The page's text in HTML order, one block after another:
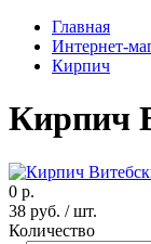
Главная
Интернет-
Кирпич
Кирпич
0 р.
38 руб. / шт.
Количество